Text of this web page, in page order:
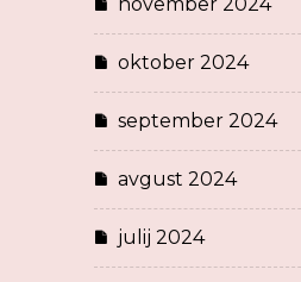
oktober 2024
september 2024
avgust 2024
julij 2024